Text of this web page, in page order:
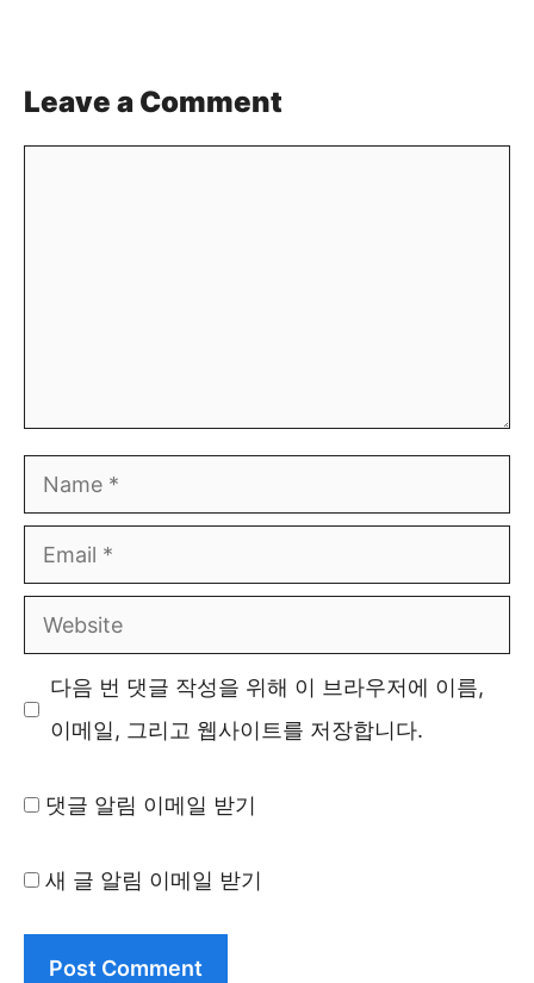
Leave a Comment
Name
Email
Website
다음 번 댓글 작성을 위해 이 브라우저에 이름,
이메일, 그리고 웹사이트를 저장합니다.
댓글 알림 이메일 받기
새 글 알림 이메일 받기